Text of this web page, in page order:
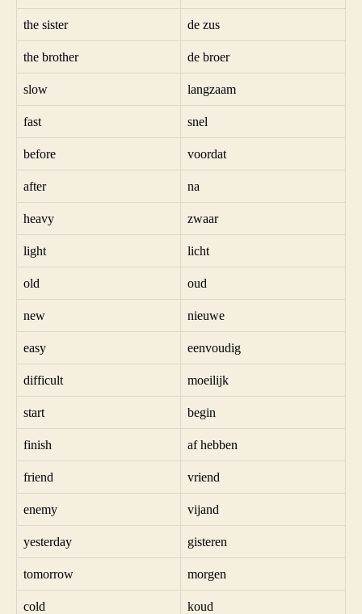
the sister de zus
the brother de broer
slow langzaam
fast snel
before voordat
after na
heavy zwaar
light licht
old oud
new nieuwe
easy eenvoudig
difficult moeilijk
start begin
finish af hebben
friend vriend
enemy vijand
yesterday gisteren
tomorrow morgen
cold koud